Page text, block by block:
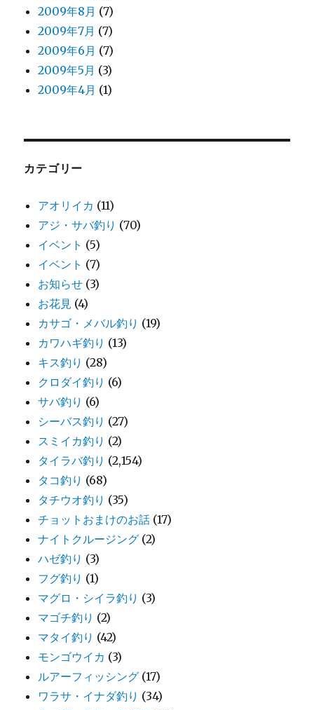
2009年8月 (7)
2009年7月 (7)
2009年6月 (7)
2009年5月 (3)
2009年4月 (1)
カテゴリー
アオリイカ (11)
アジ・サバ釣り (70)
イベント (5)
イベント (7)
お知らせ (3)
お花見 (4)
カサゴ・メバル釣り (19)
カワハギ釣り (13)
キス釣り (28)
クロダイ釣り (6)
サバ釣り (6)
シーバス釣り (27)
スミイカ釣り (2)
タイラバ釣り (2,154)
タコ釣り (68)
タチウオ釣り (35)
チョットおまけのお話 (17)
ナイトクルージング (2)
ハゼ釣り (3)
フグ釣り (1)
マグロ・シイラ釣り (3)
マゴチ釣り (2)
マタイ釣り (42)
モンゴウイカ (3)
ルアーフィッシング (17)
ワラサ・イナダ釣り (34)